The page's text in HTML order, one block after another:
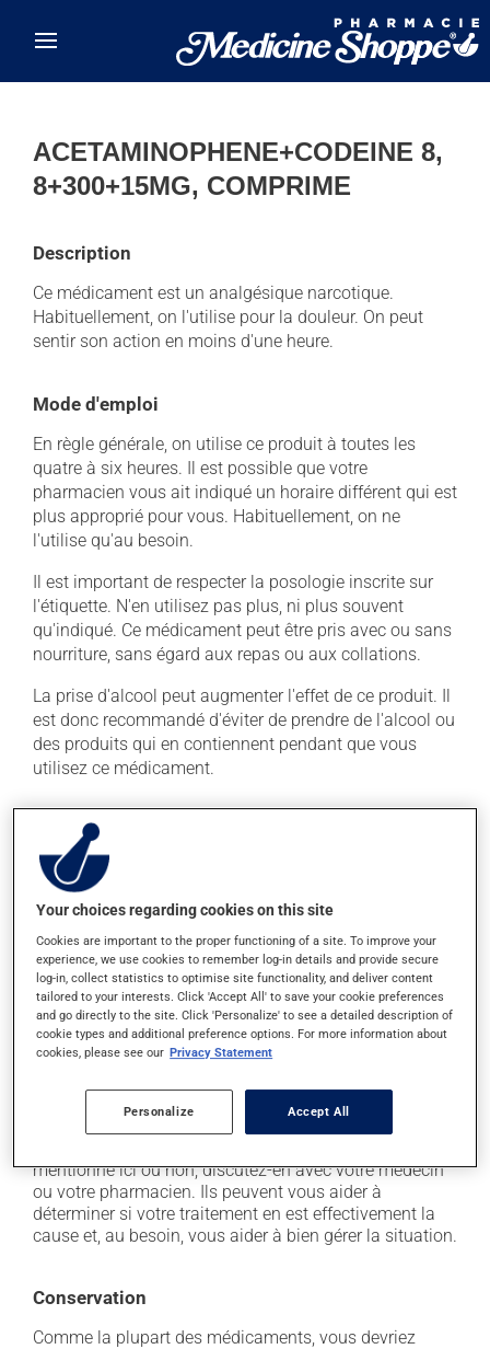
ACETAMINOPHENE+CODEINE 8,
8+300+15MG, COMPRIME
Description
Ce médicament est un analgésique narcotique.
Habituellement, on l'utilise pour la douleur. On peut
sentir son action en moins d'une heure.
Mode d'emploi
En règle générale, on utilise ce produit à toutes les
quatre à six heures. Il est possible que votre
pharmacien vous ait indiqué un horaire différent qui est
plus approprié pour vous. Habituellement, on ne
l'utilise qu'au besoin.
Il est important de respecter la posologie inscrite sur
l'étiquette. N'en utilisez pas plus, ni plus souvent
qu'indiqué. Ce médicament peut être pris avec ou sans
nourriture, sans égard aux repas ou aux collations.
La prise d'alcool peut augmenter l'effet de ce produit. Il
est donc recommandé d'éviter de prendre de l'alcool ou
des produits qui en contiennent pendant que vous
utilisez ce médicament.
Effets indésirables
En plus de ses effets recherchés, ce produit peut à
l'occasion entraîner certains effets indésirables (effets
secondaires), notamment :
il peut causer des étourdissements ou vous endormir
- soyez prudent avant de prendre le volant;
il peut causer des nausées et des vomissements;
il peut causer de la constipation - pour la prévenir,
buvez beaucoup, prenez plus de fibres alimentaires.
Chaque personne peut réagir différemment à un
mentionné ici ou non, discutez-en avec votre médecin
ou votre pharmacien. Ils peuvent vous aider à
déterminer si votre traitement en est effectivement la
cause et, au besoin, vous aider à bien gérer la situation.
Conservation
Comme la plupart des médicaments, vous devriez
Your choices regarding cookies on this site
Cookies are important to the proper functioning of a site. To improve your
experience, we use cookies to remember log-in details and provide secure
log-in, collect statistics to optimise site functionality, and deliver content
tailored to your interests. Click 'Accept All' to save your cookie preferences
and go directly to the site. Click 'Personalize' to see a detailed description of
cookie types and additional preference options. For more information about
cookies, please see our Privacy Statement
Personalize Accept All